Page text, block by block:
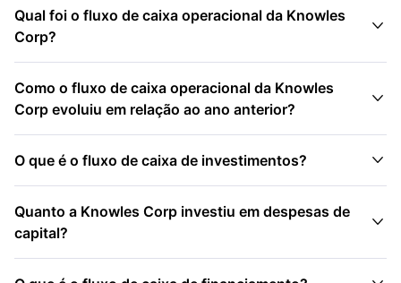
Qual foi o fluxo de caixa operacional da Knowles
Corp?

Como o fluxo de caixa operacional da Knowles
Corp evoluiu em relação ao ano anterior?

O que é o fluxo de caixa de investimentos? 
Quanto a Knowles Corp investiu em despesas de
capital?
